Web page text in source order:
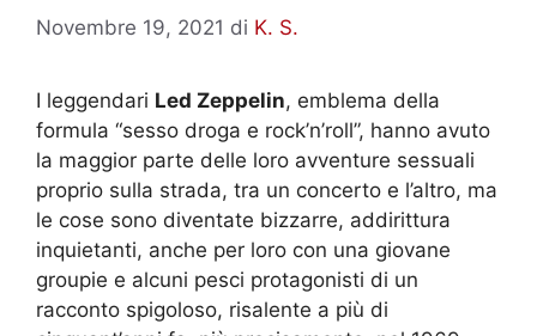
Novembre 19, 2021 di K. S.
I leggendari Led Zeppelin, emblema della
formula “sesso droga e rock’n’roll”, hanno avuto
la maggior parte delle loro avventure sessuali
proprio sulla strada, tra un concerto e l’altro, ma
le cose sono diventate bizzarre, addirittura
inquietanti, anche per loro con una giovane
groupie e alcuni pesci protagonisti di un
racconto spigoloso, risalente a più di